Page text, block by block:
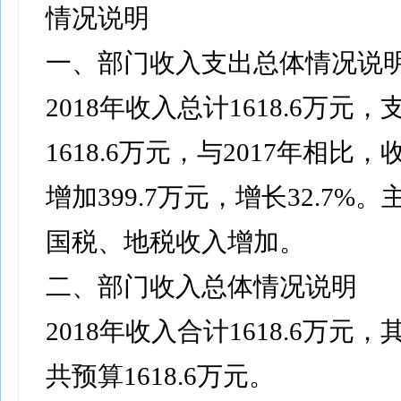
情况说明
一、部门收入支出总体情况说
2018年收入总计1618.6万元，
1618.6万元，与2017年相比，
增加399.7万元，增长32.7%。
国税、地税收入增加。
二、部门收入总体情况说明
2018年收入合计1618.6万元，
共预算1618.6万元。